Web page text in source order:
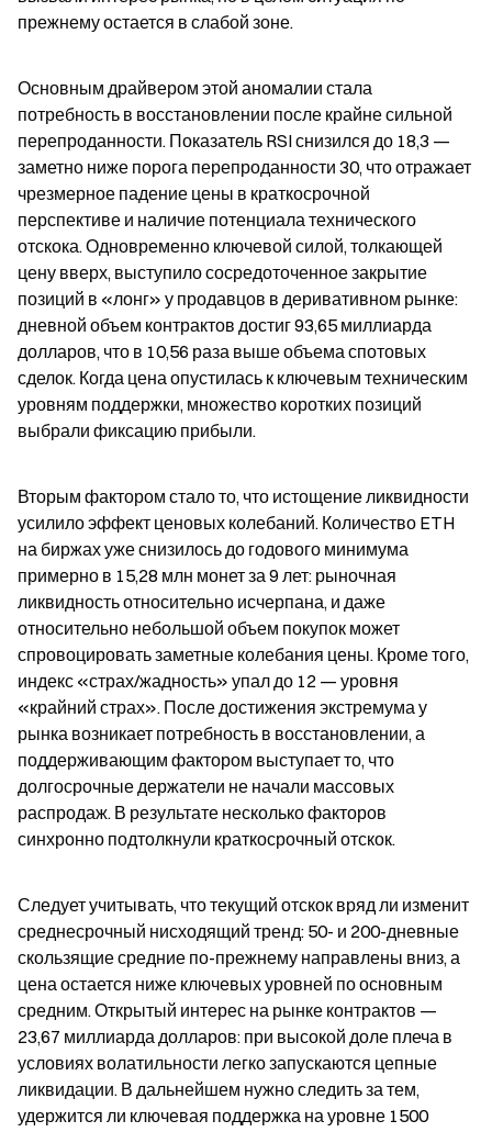
прежнему остается в слабой зоне.
Основным драйвером этой аномалии стала
потребность в восстановлении после крайне сильной
перепроданности. Показатель RSI снизился до 18,3 —
заметно ниже порога перепроданности 30, что отражает
чрезмерное падение цены в краткосрочной
перспективе и наличие потенциала технического
отскока. Одновременно ключевой силой, толкающей
цену вверх, выступило сосредоточенное закрытие
позиций в «лонг» у продавцов в деривативном рынке:
дневной объем контрактов достиг 93,65 миллиарда
долларов, что в 10,56 раза выше объема спотовых
сделок. Когда цена опустилась к ключевым техническим
уровням поддержки, множество коротких позиций
выбрали фиксацию прибыли.
Вторым фактором стало то, что истощение ликвидности
усилило эффект ценовых колебаний. Количество ETH
на биржах уже снизилось до годового минимума
примерно в 15,28 млн монет за 9 лет: рыночная
ликвидность относительно исчерпана, и даже
относительно небольшой объем покупок может
спровоцировать заметные колебания цены. Кроме того,
индекс «страх/жадность» упал до 12 — уровня
«крайний страх». После достижения экстремума у
рынка возникает потребность в восстановлении, а
поддерживающим фактором выступает то, что
долгосрочные держатели не начали массовых
распродаж. В результате несколько факторов
синхронно подтолкнули краткосрочный отскок.
Следует учитывать, что текущий отскок вряд ли изменит
среднесрочный нисходящий тренд: 50- и 200-дневные
скользящие средние по-прежнему направлены вниз, а
цена остается ниже ключевых уровней по основным
средним. Открытый интерес на рынке контрактов —
23,67 миллиарда долларов: при высокой доле плеча в
условиях волатильности легко запускаются цепные
ликвидации. В дальнейшем нужно следить за тем,
удержится ли ключевая поддержка на уровне 1500